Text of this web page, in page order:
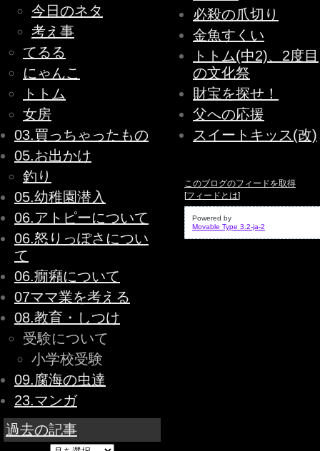
今日のネタ
考え事
てるる
にゃんこ
トトム
女房
03.買っちゃったもの
05.お出かけ
釣り
05.幼稚園潜入
06.アトピーについて
06.怒りっぽさについ
て
06.癇癪について
07ママ業を考える
08.教育・しつけ
受験について
小学校受験
09.腐海の虫達
23.マンガ
過去の記事
必殺の爪切り
金魚すくい
トトム(中2)、2度目
の文化祭
財宝を探せ！
父への応援
スイートキッス(改)
このブログのフィードを取得
[フィードとは]
Powered by
Movable Type 3.2-ja-2